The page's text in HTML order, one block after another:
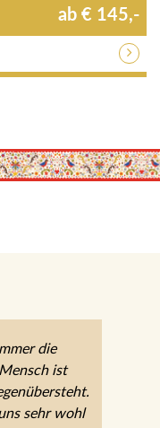
ab € 145,-
die
ist
fühlen